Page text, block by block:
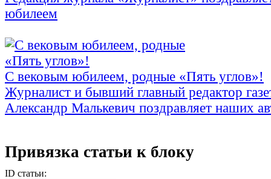
юбилеем
С вековым юбилеем, родные «Пять углов»!
Журналист и бывший главный редактор
Александр Малькевич поздравляет наших
Привязка статьи к блоку
ID статьи: